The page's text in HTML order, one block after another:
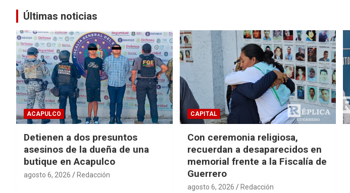
Últimas noticias
ACAPULCO
Detienen a dos presuntos
asesinos de la dueña de una
butique en Acapulco
agosto 6, 2026 Redacción
CAPITAL
Con ceremonia religiosa,
recuerdan a desaparecidos en
memorial frente a la Fiscalía de
Guerrero
agosto 6, 2026 Redacción